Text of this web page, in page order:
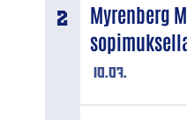
10.07.
Myrenberg